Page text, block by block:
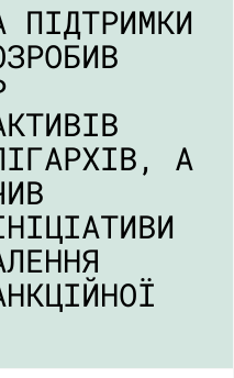
ПІДТРИМКИ
А